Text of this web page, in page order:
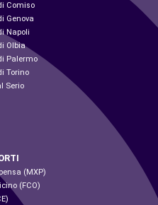
Comiso
Genova
Napoli
Olbia
Palermo
Torino
Serio
(MXP)
(FCO)